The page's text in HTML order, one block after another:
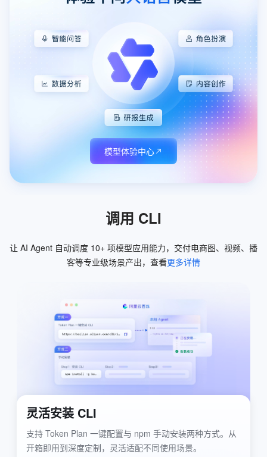
模型体验中心
调用 CLI
让 AI Agent 自动调度 10+ 项模型应用能力，交付电商图、视频、播
客等专业级场景产出，查看更多详情
灵活安装 CLI
支持 Token Plan 一键配置与 npm 手动安装两种方式。从
开箱即用到深度定制，灵活适配不同使用场景。